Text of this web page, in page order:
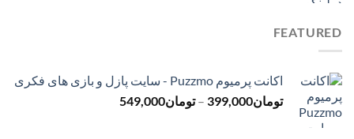
FEATURED
اکانت پرمیوم Puzzmo - سایت پازل و بازی های فکری
تومان399,000
– تومان549,000